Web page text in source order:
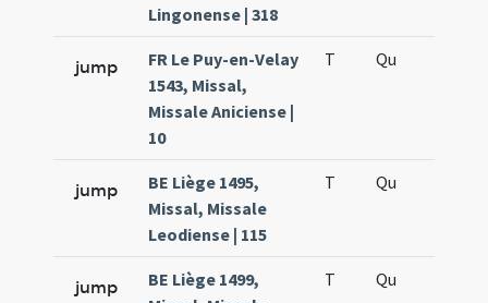
Lingonense | 318
jump
FR Le Puy-en-Velay
1543, Missal,
Missale Aniciense |
10
T Qu
jump
BE Liège 1495,
Missal, Missale
Leodiense | 115
T Qu
jump
BE Liège 1499,
T Qu